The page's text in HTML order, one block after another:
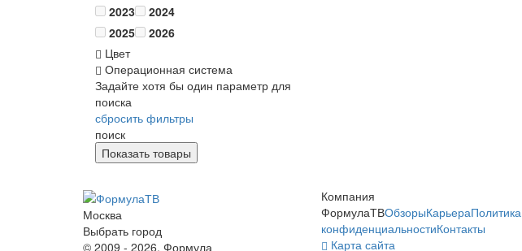
2023
2024
2025
2026
Цвет
Операционная система
Задайте хотя бы один параметр для
поиска
сбросить фильтры
поиск
Москва
Выбрать город
© 2009 - 2026. Формула
Компания
ФормулаТВОбзорыКарьераПолитика
конфиденциальностиКонтакты
Карта сайта